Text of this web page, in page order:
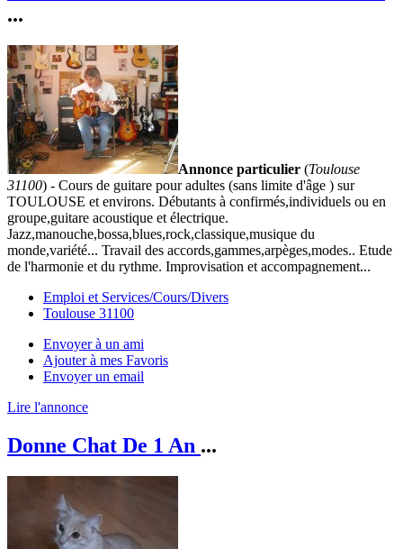
...
Annonce particulier (Toulouse
31100) - Cours de guitare pour adultes (sans limite d'âge ) sur
TOULOUSE et environs. Débutants à confirmés,individuels ou en
groupe,guitare acoustique et électrique.
Jazz,manouche,bossa,blues,rock,classique,musique du
monde,variété... Travail des accords,gammes,arpèges,modes.. Etude
de l'harmonie et du rythme. Improvisation et accompagnement...
Emploi et Services/Cours/Divers
Toulouse 31100
Envoyer à un ami
Ajouter à mes Favoris
Envoyer un email
Lire l'annonce
Donne Chat De 1 An ...